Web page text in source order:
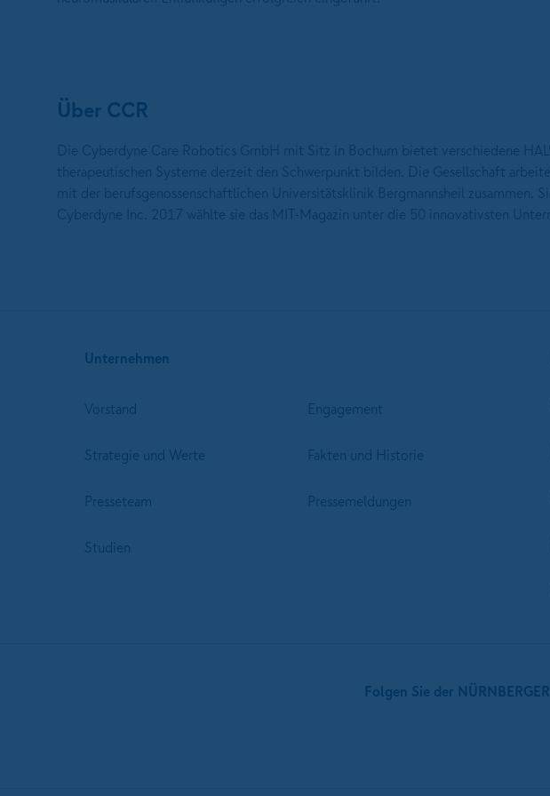
Über CCR
Unternehmen
Vorstand Engagement
Strategie und Werte Fakten und Historie
Presseteam Pressemeldungen
Studien
Folgen Sie der NÜRNBERGER